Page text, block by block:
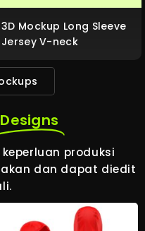
3D Mockup Long Sleeve
Jersey V-neck
Designs
produksi
dan dapat diedit